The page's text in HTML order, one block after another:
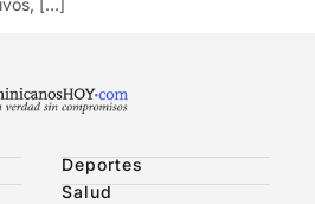
Deportes
Salud